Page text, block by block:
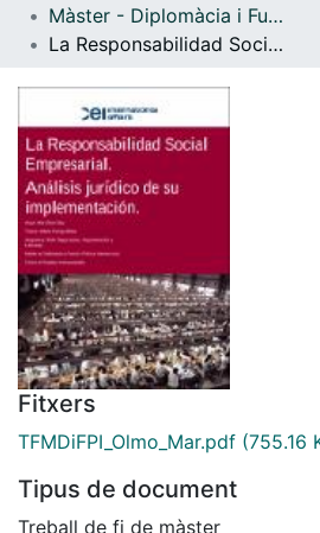
Com
Màster - Diplomàcia i Funció Pública Internacional
La Responsabilidad Social Empresarial. Análisis jurídico de su implementación
Fitxers
TFMDiFPI_Olmo_Mar.pdf (755.16
Tipus de document
Treball de fi de màster